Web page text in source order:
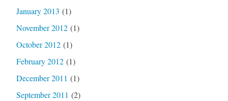
January 2013 (1)
November 2012(1)
October 2012(1)
February 2012(1)
December 2011 (1)
September 2011 (2)